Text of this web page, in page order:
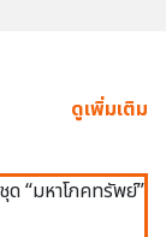
ดูเพิ่มเติม